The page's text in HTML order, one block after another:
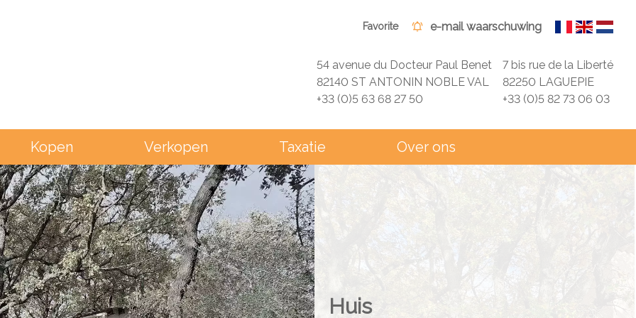
Kopen Verkopen Taxatie Over ons
Favorite e-mail waarschuwing
54 avenue du Docteur Paul Benet
82140 ST ANTONIN NOBLE VAL
+33 (0)5 63 68 27 50
7 bis rue de la Liberté
82250 LAGUEPIE
+33 (0)5 82 73 06 03
Huis